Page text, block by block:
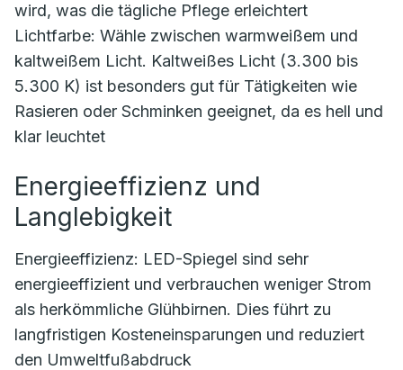
wird, was die tägliche Pflege erleichtert
Lichtfarbe: Wähle zwischen warmweißem und
kaltweißem Licht. Kaltweißes Licht (3.300 bis
5.300 K) ist besonders gut für Tätigkeiten wie
Rasieren oder Schminken geeignet, da es hell und
klar leuchtet
Energieeffizienz und
Langlebigkeit
Energieeffizienz: LED-Spiegel sind sehr
energieeffizient und verbrauchen weniger Strom
als herkömmliche Glühbirnen. Dies führt zu
langfristigen Kosteneinsparungen und reduziert
den Umweltfußabdruck